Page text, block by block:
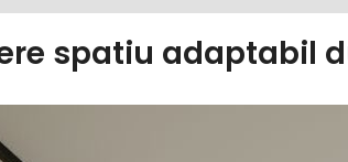
spatiu adaptabil